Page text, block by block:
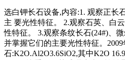
选白钾长石设备,内容:1. 观察正长
主 要光性特征。 2.观察石英、白
性特征。 3.观察条纹长石(24#)、
并掌握它们的主要光性特征。2009
石:K2O.Al2O3.6SiO2,其中K2O